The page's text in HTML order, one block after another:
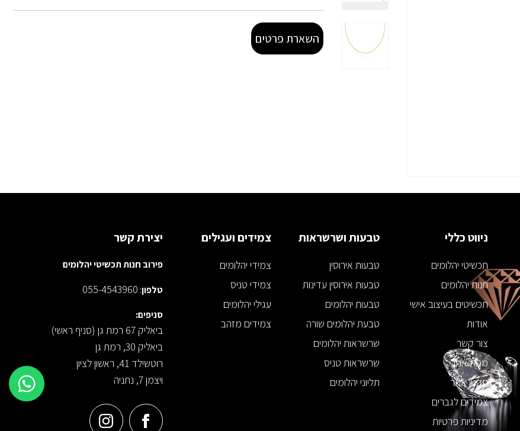
השארת פרטים
ניווט כללי
תכשיטי יהלומים
חנות יהלומים
תכשיטים בעיצוב אישי
אודות
צור קשר
מפת אתר
תקנון אתר
צמידים לגברים
מדיניות פרטיות
טבעות ושרשראות
טבעות אירוסין
טבעות אירוסין עדינות
טבעות יהלומים
טבעת יהלומים שורה
שרשראות יהלומים
שרשראות טניס
תליוני יהלומים
צמידים ועגילים
צמידי יהלומים
צמידי טניס
עגילי יהלומים
צמידים מזהב
יצירת קשר
פירוב חנות תכשיטי יהלומים
טלפון:
055-4543960
סניפים:
ביאליק 67 רמת גן (סניף ראשי)
ביאליק 30, רמת גן
רוטשילד 41, ראשון לציון
ויצמן 7, נתניה